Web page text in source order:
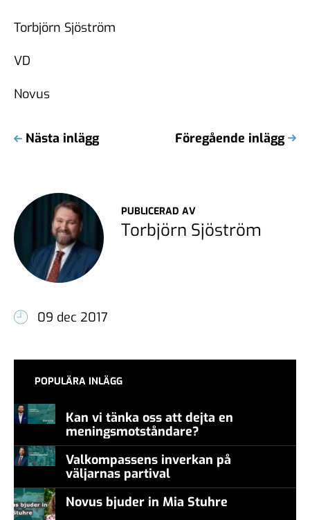
Torbjörn Sjöström
VD
Novus
Nästa inlägg Föregående inlägg
PUBLICERAD AV
Torbjörn Sjöström
09 dec 2017
POPULÄRA INLÄGG
Kan vi tänka oss att dejta en
meningsmotståndare?
Valkompassens inverkan på
väljarnas partival
Novus bjuder in Mia Stuhre